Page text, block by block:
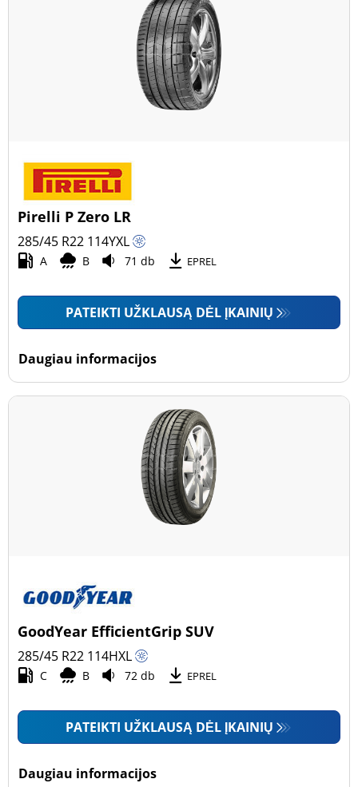
Pirelli P Zero LR
285/45 R22 114YXL
A B 71 db EPREL
PATEIKTI UŽKLAUSĄ DĖL ĮKAINIŲ
Daugiau informacijos
GoodYear EfficientGrip SUV
285/45 R22 114HXL
C B 72 db EPREL
PATEIKTI UŽKLAUSĄ DĖL ĮKAINIŲ
Daugiau informacijos